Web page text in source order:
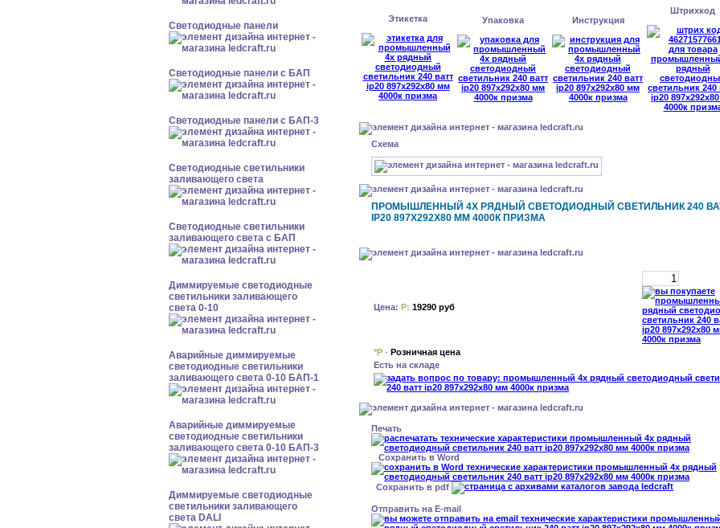
Cветодиодные панели
Cветодиодные панели с БАП
Cветодиодные панели с БАП-3
Светодиодные светильники
заливающего света
Светодиодные светильники
заливающего света с БАП
Диммируемые светодиодные
светильники заливающего
света 0-10
Аварийные диммируемые
светодиодные светильники
заливающего света 0-10 БАП-1
Аварийные диммируемые
светодиодные светильники
заливающего света 0-10 БАП-3
Диммируемые светодиодные
светильники заливающего
света DALI
Этикетка Упаковка Инструкция
Штрихкод
Схема
ПРОМЫШЛЕННЫЙ 4Х РЯДНЫЙ СВЕТОДИОДНЫЙ СВЕТИЛЬНИК 240
IP20 897Х292Х80 ММ 4000К ПРИЗМА
Цена: Р: 19290 руб
*Р - Розничная цена
Есть на складе
Печать
Сохранить в Word
Сохранить в pdf
Отправить на E-mail